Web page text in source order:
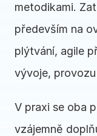
metodikami.
především na
plýtvání, agile
vývoje,
V praxi se oba
vzájemně